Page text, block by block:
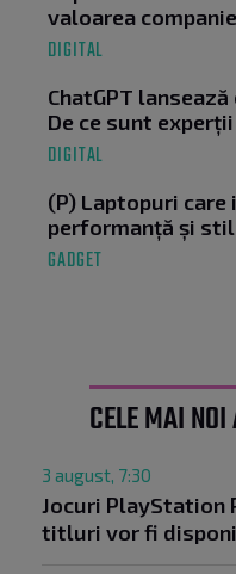
valoarea
DIGITAL
ChatGPT
De ce sunt
DIGITAL
(P) Laptopuri care
performanță și
GADGET
CELE MAI
3 august, 7:30
Jocuri PlayStation
titluri vor fi